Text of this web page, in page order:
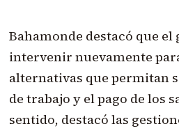
Bahamonde destacó que
intervenir nuevamente
alternativas que permitan
de trabajo y el pago de los
sentido, destacó las